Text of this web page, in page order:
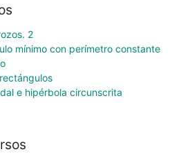
2
mínimo con perímetro constante
e hipérbola circunscrita